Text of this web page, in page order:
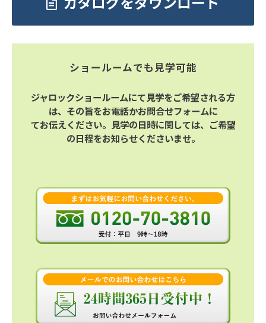
ショールームでも見学可能
ジャロックショールームにて見学をご希望される方
は、その旨をお電話かお問合せフォームに
てお伝えください。見学の日時に関しては、ご希望
の日程をお知らせくださいませ。